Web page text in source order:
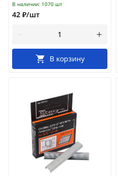
В наличии: 1070 шт
42 ₽/шт
В корзину